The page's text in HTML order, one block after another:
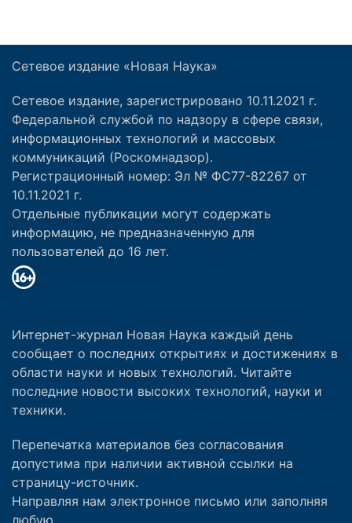
Сетевое издание «Новая Наука»
Сетевое издание, зарегистрировано 10.11.2021 г.
Федеральной службой по надзору в сфере связи,
информационных технологий и массовых
коммуникаций (Роскомнадзор).
Регистрационный номер: Эл № ФС77-82267 от
10.11.2021 г.
Отдельные публикации могут содержать
информацию, не предназначенную для
пользователей до 16 лет.
Интернет-журнал Новая Наука каждый день
сообщает о последних открытиях и достижениях в
области науки и новых технологий. Читайте
последние новости высоких технологий, науки и
техники.
Перепечатка материалов без согласования
допустима при наличии активной ссылки на
страницу-источник.
Направляя нам электронное письмо или заполняя
любую